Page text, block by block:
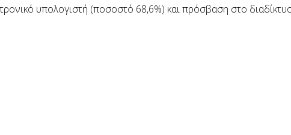
υπολογιστή (ποσοστό 68,6%) και πρόσβαση στο